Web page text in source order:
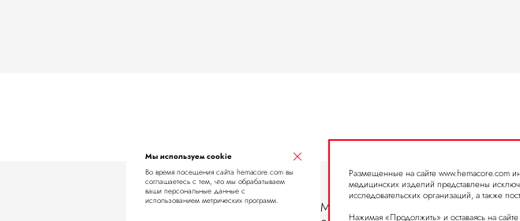
Мы используем cookie
Во время посещения сайта hemacore.com вы
соглашаетесь с тем, что мы обрабатываем
ваши персональные данные с
использованием метрических программ.
Размещенные на сайте www.hemacore.com
медицинских изделий представлены
исследовательских организаций, а также
Нажимая «Продолжить» и оставаясь на
Москва, Научный проезд, дом